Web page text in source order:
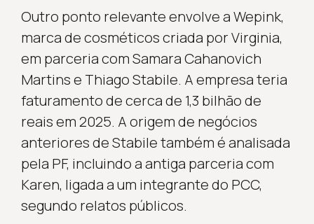
Outro ponto relevante envolve a Wepink,
marca de cosméticos criada por Virginia,
em parceria com Samara Cahanovich
Martins e Thiago Stabile. A empresa teria
faturamento de cerca de 1,3 bilhão de
reais em 2025. A origem de negócios
anteriores de Stabile também é analisada
pela PF, incluindo a antiga parceria com
Karen, ligada a um integrante do PCC,
segundo relatos públicos.